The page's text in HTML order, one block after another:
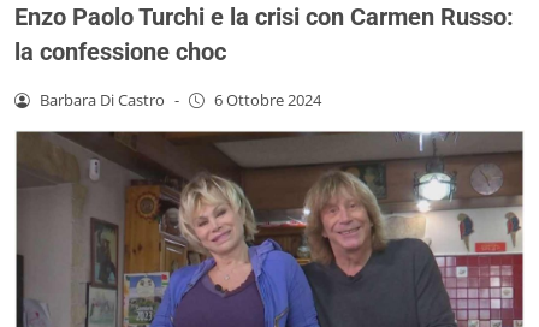
Enzo Paolo Turchi e la crisi con Carmen Russo:
la confessione choc
Barbara Di Castro - 6 Ottobre 2024